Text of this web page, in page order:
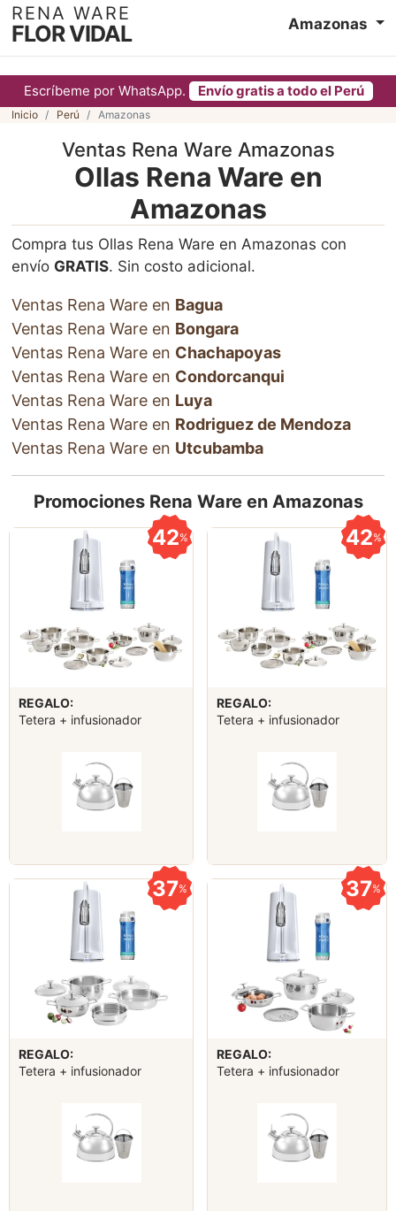
Escríbeme por WhatsApp. Envío gratis a todo el Perú
RENA WARE
FLOR VIDAL Amazonas
Inicio Perú Amazonas
Ventas Rena Ware Amazonas
Ollas Rena Ware en
Amazonas
Compra tus Ollas Rena Ware en Amazonas con
envío GRATIS. Sin costo adicional.
Ventas Rena Ware en Bagua
Ventas Rena Ware en Bongara
Ventas Rena Ware en Chachapoyas
Ventas Rena Ware en Condorcanqui
Ventas Rena Ware en Luya
Ventas Rena Ware en Rodriguez de Mendoza
Ventas Rena Ware en Utcubamba
Promociones Rena Ware en Amazonas
42%
REGALO:
Tetera + infusionador
42%
REGALO:
Tetera + infusionador
37%
REGALO:
Tetera + infusionador
37%
REGALO:
Tetera + infusionador